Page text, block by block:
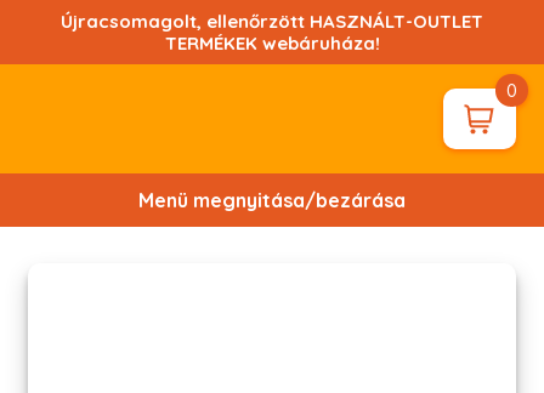
tartalomhoz!
Újracsomagolt, ellenőrzött HASZNÁLT-OUTLET
TERMÉKEK webáruháza!
0
Menü megnyitása/bezárása